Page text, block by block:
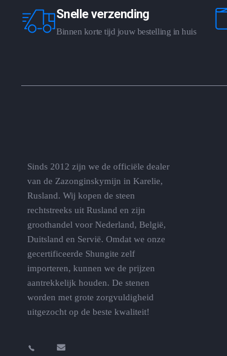
Snelle verzending
Binnen korte tijd jouw bestelling in huis
Sinds 2012 zijn we de officiële dealer
van de Zazonginskymijn in Karelie,
Rusland. Wij kopen de steen
rechtstreeks uit Rusland en zijn
groothandel voor Nederland, België,
Duitsland en Servië. Omdat we onze
gecertificeerde Shungite zelf
importeren, kunnen we de prijzen
aantrekkelijk houden. De stenen
worden met grote zorgvuldigheid
uitgezocht op de beste kwaliteit!